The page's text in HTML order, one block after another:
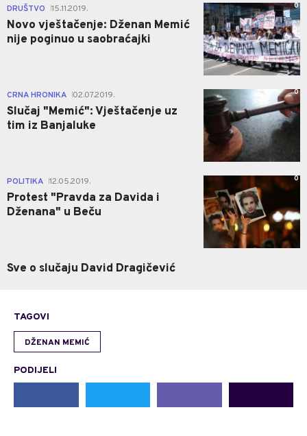
DRUŠTVO 15.11.2019.
Novo vještačenje: Dženan Memić
nije poginuo u saobraćajki
0
CRNA HRONIKA 02.07.2019.
Slučaj "Memić": Vještačenje uz
tim iz Banjaluke
0
POLITIKA 12.05.2019.
Protest "Pravda za Davida i
Dženana" u Beču
0
Sve o slučaju David Dragičević
TAGOVI
DŽENAN MEMIĆ
PODIJELI